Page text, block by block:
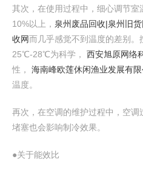
其次，在使用过程中，细心调节
10%以上， 泉州废品回收|泉州旧
收网而几乎感觉不到温度的差别
25℃-28℃为科学， 西安旭原网络
性， 海南峰欧莲休闲渔业发展有
温度。
再次，在空调的维护过程中，空
堵塞也会影响制冷效果。
●关于能效比